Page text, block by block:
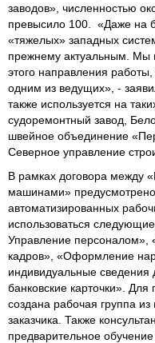
заводов», численностью
превысило 100. «Даже на
«тяжелых» западных
прежнему актуальным. Мы
этого направления работы,
одним из ведущих», -
также используется на
судоремонтный завод,
швейное объединение
Северное управление
В рамках договора между
машинами»
автоматизированных
использоваться
Управление персоналом»,
кадров», «Оформление
индивидуальные
банковские карточки».
создана рабочая группа из
заказчика. Также
предварительное